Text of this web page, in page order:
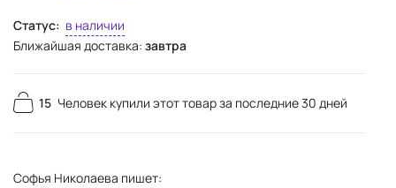
Статус: в наличии
Ближайшая доставка: завтра
15 Человек купили этот товар за последние 30 дней
Софья Николаева пишет: